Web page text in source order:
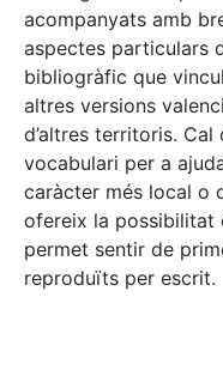
acompanyats amb
aspectes particulars
bibliogràfic que
altres versions
d’altres territoris. Cal
vocabulari per a
caràcter més local o
ofereix la possibilitat
permet sentir de
reproduïts per escrit.